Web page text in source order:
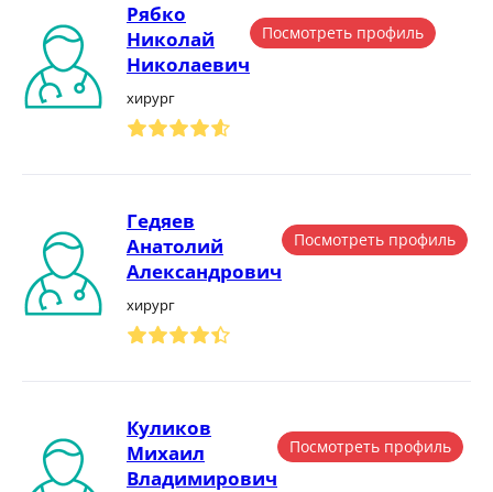
Рябко
Николай
Николаевич
хирург
Посмотреть профиль
Гедяев
Анатолий
Александрович
хирург
Посмотреть профиль
Куликов
Михаил
Владимирович
Посмотреть профиль